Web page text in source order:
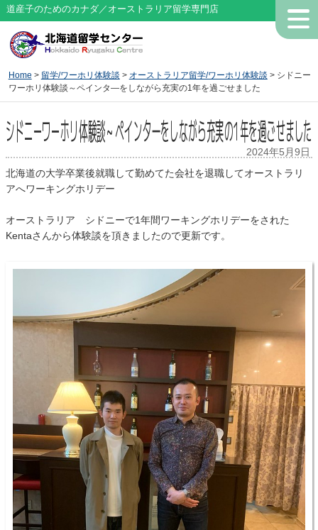
道産子のためのカナダ／オーストラリア留学専門店
Home > 留学/ワーホリ体験談 > オーストラリア留学/ワーホリ体験談 > シドニー
ワーホリ体験談～ペインタ―をしながら充実の1年を過ごせました
シドニーワーホリ体験談～ペインタ―をしながら充実の1年を過ごせました
2024年5月9日
北海道の大学卒業後就職して勤めてた会社を退職してオーストラリ
アへワーキングホリデー
オーストラリア シドニーで1年間ワーキングホリデーをされた
Kentaさんから体験談を頂きましたので更新です。